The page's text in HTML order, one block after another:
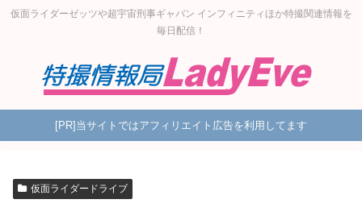
仮面ライダーゼッツや超宇宙刑事ギャバン インフィニティほか特撮関連情報を
毎日配信！
[PR]当サイトではアフィリエイト広告を利用してます
仮面ライダードライブ